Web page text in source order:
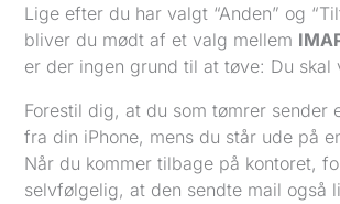
Lige efter du har valgt “Anden” og
bliver du mødt af et valg mellem
er der ingen grund til at tøve: Du skal
Forestil dig, at du som tømrer sender
fra din iPhone, mens du står ude på
Når du kommer tilbage på kontoret,
selvfølgelig, at den sendte mail også